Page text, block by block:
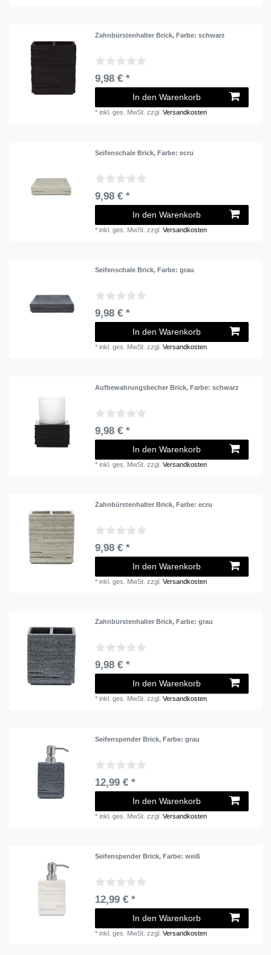
Zahnbürstenhalter Brick, Farbe: schwarz
9,98 € *
In den Warenkorb
*inkl. ges. MwSt. zzgl.Versandkosten
Seifenschale Brick, Farbe: ecru
9,98 € *
In den Warenkorb
*inkl. ges. MwSt. zzgl.Versandkosten
Seifenschale Brick, Farbe: grau
9,98 € *
In den Warenkorb
*inkl. ges. MwSt. zzgl.Versandkosten
Aufbewahrungsbecher Brick, Farbe: schwarz
9,98 € *
In den Warenkorb
*inkl. ges. MwSt. zzgl.Versandkosten
Zahnbürstenhalter Brick, Farbe: ecru
9,98 € *
In den Warenkorb
*inkl. ges. MwSt. zzgl.Versandkosten
Zahnbürstenhalter Brick, Farbe: grau
9,98 € *
In den Warenkorb
*inkl. ges. MwSt. zzgl.Versandkosten
Seifenspender Brick, Farbe: grau
12,99 € *
In den Warenkorb
*inkl. ges. MwSt. zzgl.Versandkosten
Seifenspender Brick, Farbe: weiß
12,99 € *
In den Warenkorb
*inkl. ges. MwSt. zzgl.Versandkosten